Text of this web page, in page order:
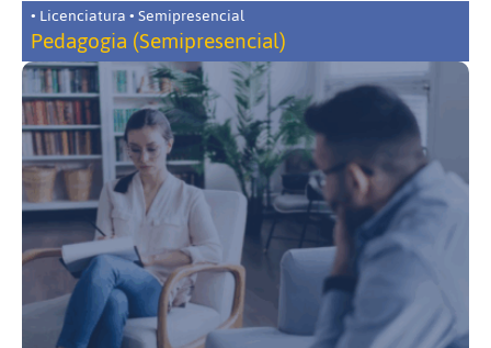
• Licenciatura • Semipresencial
Pedagogia (Semipresencial)